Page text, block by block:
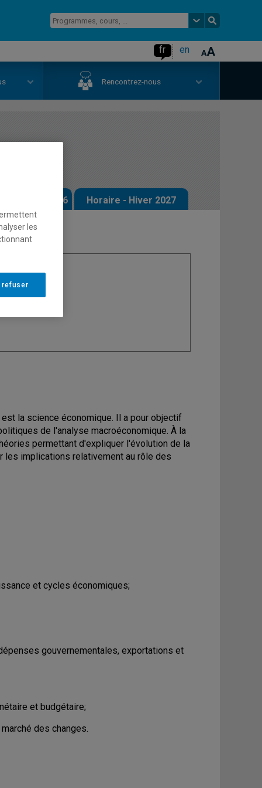
fr en
Rencontrez-nous
Automne 2026 Horaire - Hiver 2027
: Économie
la science économique. Il a pour objectif
de l'analyse macroéconomique. À la
permettant d'expliquer l'évolution de la
les implications relativement au rôle des
et cycles économiques;
gouvernementales, exportations et
et budgétaire;
des changes.
les
refuser